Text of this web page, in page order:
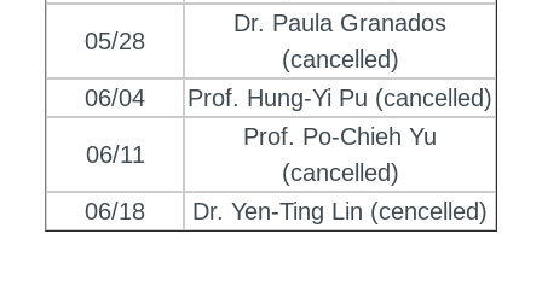
05/28
Dr. Paula Granados
(cancelled)
06/04
Prof. Hung-Yi Pu (cancelled)
06/11
Prof. Po-Chieh Yu
(cancelled)
06/18
Dr. Yen-Ting Lin (cencelled)